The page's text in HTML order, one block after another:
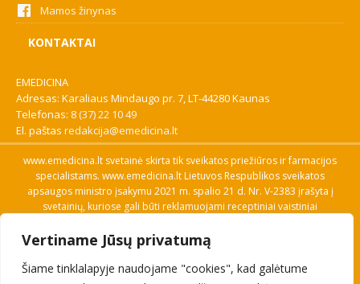
Vertiname Jūsų privatumą
Šiame tinklalapyje naudojame "cookies", kad galėtume
Mamos žinynas
KONTAKTAI
EMEDICINA
Adresas: Karaliaus Mindaugo pr. 7, LT-44280 Kaunas
Telefonas: 8 (37) 22 10 49
El. paštas redakcija@emedicina.lt
www.emedicina.lt svetainė skirta tik sveikatos priežiūros ir farmacijos
specialistams. www.emedicina.lt Lietuvos Respublikos sveikatos
apsaugos ministro įsakymu 2021 m. spalio 21 d. Nr. V-2383 įrašyta į
svetainių, kuriose gali būti reklamuojami receptiniai vaistiniai
savo profesinę kvalifikaciją. Naudingos nuorodos: Vaistų ir medicinos
pagalbos priemonių kainų paieška, VVKT tinklalapis, Sveikatos
priežiūros ar farmacijos specialisto pranešimo apie įtariamą